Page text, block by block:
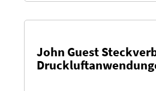
John Guest